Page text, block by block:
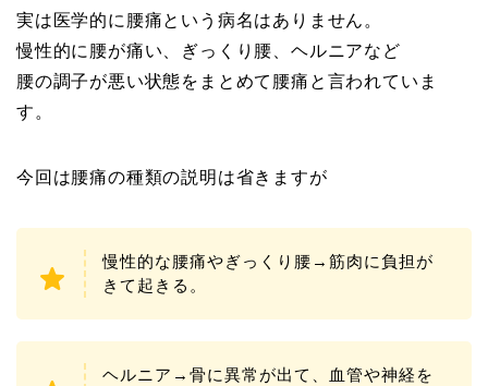
実は医学的に腰痛という病名はありません。
慢性的に腰が痛い、ぎっくり腰、ヘルニアなど
腰の調子が悪い状態をまとめて腰痛と言われていま
す。
今回は腰痛の種類の説明は省きますが
慢性的な腰痛やぎっくり腰→筋肉に負担が
きて起きる。
ヘルニア→骨に異常が出て、血管や神経を